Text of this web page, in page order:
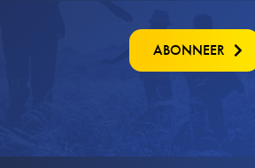
ABONNEER